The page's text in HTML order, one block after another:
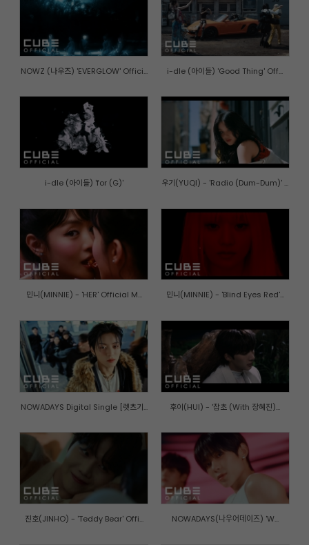
NOWZ (나우즈) 'EVERGLOW' Offici... i-dle (아이들) 'Good Thing' Off...
i-dle (아이들) 'for (G)' 우기(YUQI) - 'Radio (Dum-Dum)' ...
민니(MINNIE) - 'HER' Official M... 민니(MINNIE) - 'Blind Eyes Red'...
NOWADAYS Digital Single [렛츠기... 후이(HUI) - '잡초 (With 장혜진)...
진호(JINHO) - 'Teddy Bear' Offi... NOWADAYS(나우어데이즈) 'W...